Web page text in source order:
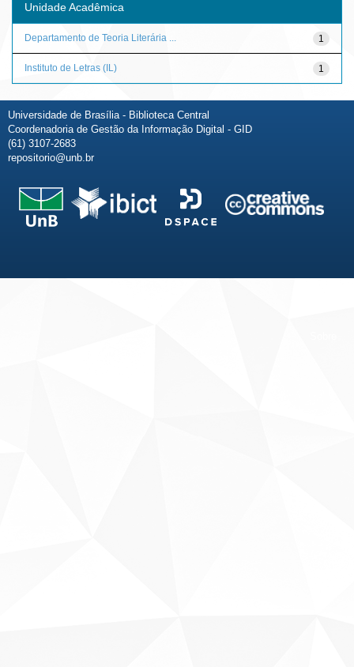
Unidade Acadêmica
1
Departamento de Teoria Literária ...
1
Instituto de Letras (IL)
Universidade de Brasília - Biblioteca Central
Coordenadoria de Gestão da Informação Digital - GID
(61) 3107-2683
repositorio@unb.br